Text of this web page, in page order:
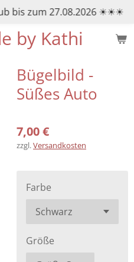
by Kathi
bis zum 27.08.2026 ☀☀☀
Bügelbild -
Süßes Auto
7,00 €
zzgl.Versandkosten
Farbe
Größe